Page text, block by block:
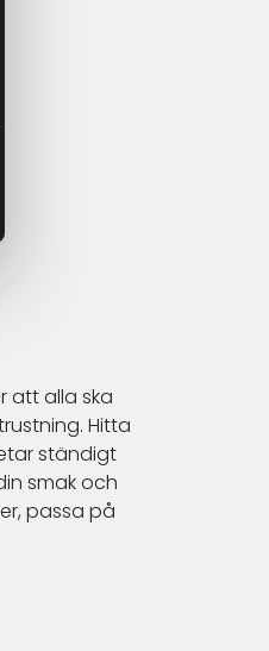
att alla ska
Hitta
ständigt
smak och
passa på